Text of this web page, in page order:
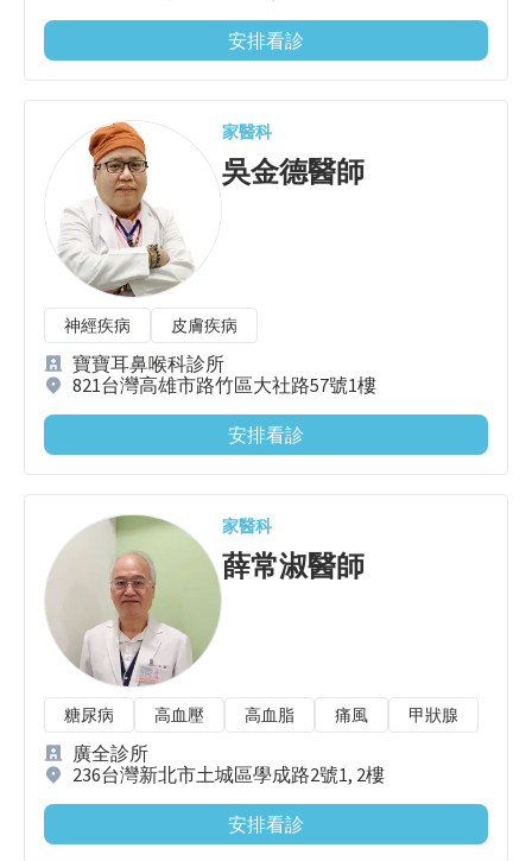
安排看診
家醫科
吳金德醫師
神經疾病 皮膚疾病
寶寶耳鼻喉科診所
821台灣高雄市路竹區大社路57號1樓
安排看診
家醫科
薛常淑醫師
糖尿病 高血壓 高血脂 痛風 甲狀腺
廣全診所
236台灣新北市土城區學成路2號1, 2樓
安排看診